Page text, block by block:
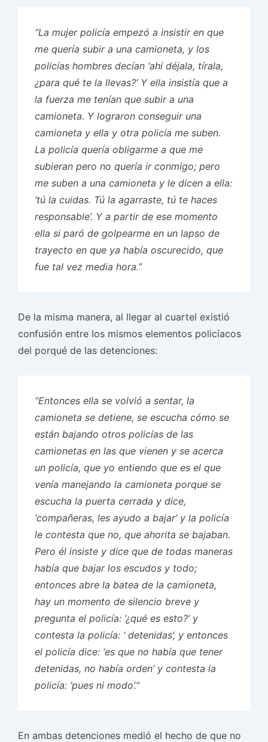
“La mujer policía empezó a insistir en que
me quería subir a una camioneta, y los
policías hombres decían ‘ahí déjala, tírala,
¿para qué te la llevas?’ Y ella insistía que a
la fuerza me tenían que subir a una
camioneta. Y lograron conseguir una
camioneta y ella y otra policía me suben.
La policía quería obligarme a que me
subieran pero no quería ir conmigo; pero
me suben a una camioneta y le dicen a ella:
‘tú la cuidas. Tú la agarraste, tú te haces
responsable’. Y a partir de ese momento
ella si paró de golpearme en un lapso de
trayecto en que ya había oscurecido, que
fue tal vez media hora.”
De la misma manera, al llegar al cuartel existió
confusión entre los mismos elementos policíacos
del porqué de las detenciones:
“Entonces ella se volvió a sentar, la
camioneta se detiene, se escucha cómo se
están bajando otros policías de las
camionetas en las que vienen y se acerca
un policía, que yo entiendo que es el que
venía manejando la camioneta porque se
escucha la puerta cerrada y dice,
‘compañeras, les ayudo a bajar’ y la policía
le contesta que no, que ahorita se bajaban.
Pero él insiste y dice que de todas maneras
había que bajar los escudos y todo;
entonces abre la batea de la camioneta,
hay un momento de silencio breve y
pregunta el policía: ‘¿qué es esto?’ y
contesta la policía: ‘ detenidas’, y entonces
el policía dice: ‘es que no había que tener
detenidas, no había orden’ y contesta la
policía: ‘pues ni modo’.”
En ambas detenciones medió el hecho de que no